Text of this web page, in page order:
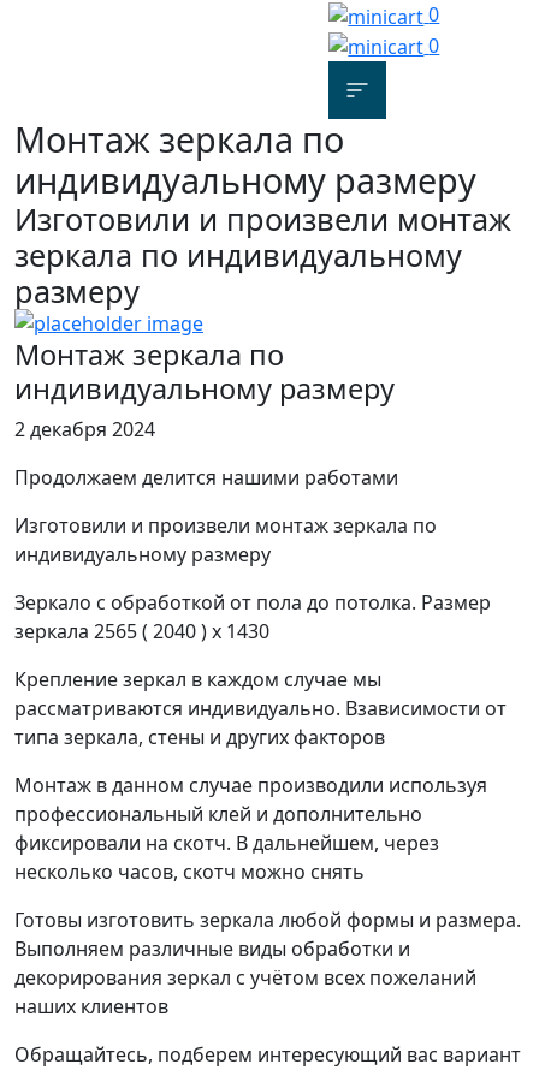
0
0
Монтаж зеркала по
индивидуальному размеру
Изготовили и произвели монтаж
зеркала по индивидуальному
размеру
Монтаж зеркала по
индивидуальному размеру
2 декабря 2024
Продолжаем делится нашими работами
Изготовили и произвели монтаж зеркала по
индивидуальному размеру
Зеркало с обработкой от пола до потолка. Размер
зеркала 2565 ( 2040 ) х 1430
Крепление зеркал в каждом случае мы
рассматриваются индивидуально. Взависимости от
типа зеркала, стены и других факторов
Монтаж в данном случае производили используя
профессиональный клей и дополнительно
фиксировали на скотч. В дальнейшем, через
несколько часов, скотч можно снять
Готовы изготовить зеркала любой формы и размера.
Выполняем различные виды обработки и
декорирования зеркал с учётом всех пожеланий
наших клиентов
Обращайтесь, подберем интересующий вас вариант